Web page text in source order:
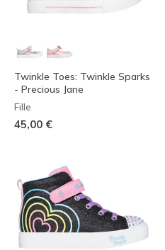
Twinkle Toes: Twinkle Sparks
- Precious Jane
Fille
45,00 €